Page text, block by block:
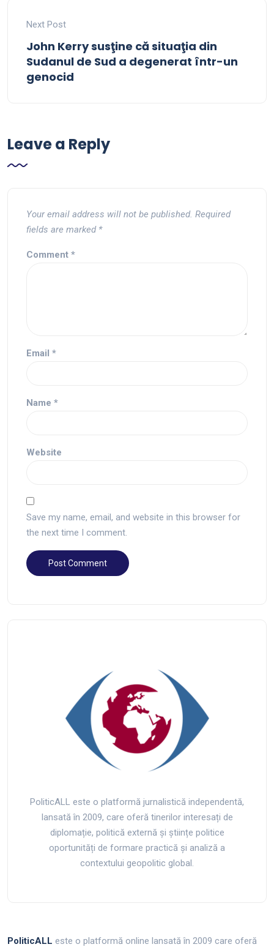
Next Post
John Kerry susţine că situaţia din
Sudanul de Sud a degenerat într-un
genocid
Leave a Reply
Your email address will not be published. Required
fields are marked *
Comment *
Email *
Name *
Website
Save my name, email, and website in this browser for
the next time I comment.
PoliticALL este o platformă jurnalistică independentă,
lansată în 2009, care oferă tinerilor interesați de
diplomație, politică externă și științe politice
oportunități de formare practică și analiză a
contextului geopolitic global.
PoliticALL este o platformă online lansată în 2009 care oferă